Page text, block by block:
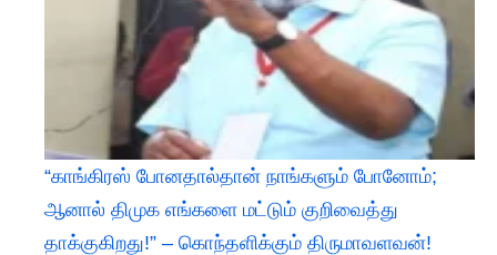
“காங்கிரஸ் போனதால்தான் நாங்களும் போனோம்;
ஆனால் திமுக எங்களை மட்டும் குறிவைத்து
தாக்குகிறது!” – கொந்தளிக்கும் திருமாவளவன்!